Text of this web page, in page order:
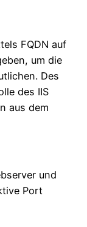
FQDN auf
um die
Des
des IIS
aus dem
und
Port